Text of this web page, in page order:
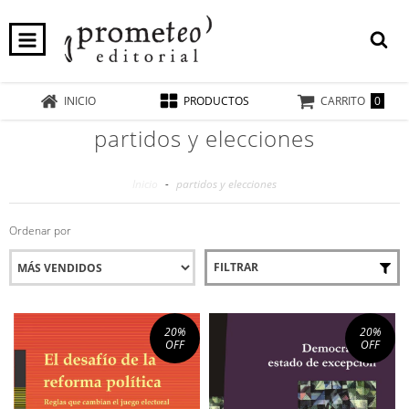
INICIO PRODUCTOS CARRITO 0
partidos y elecciones
- partidos y elecciones
Ordenar por
FILTRAR
20%
OFF
20%
OFF